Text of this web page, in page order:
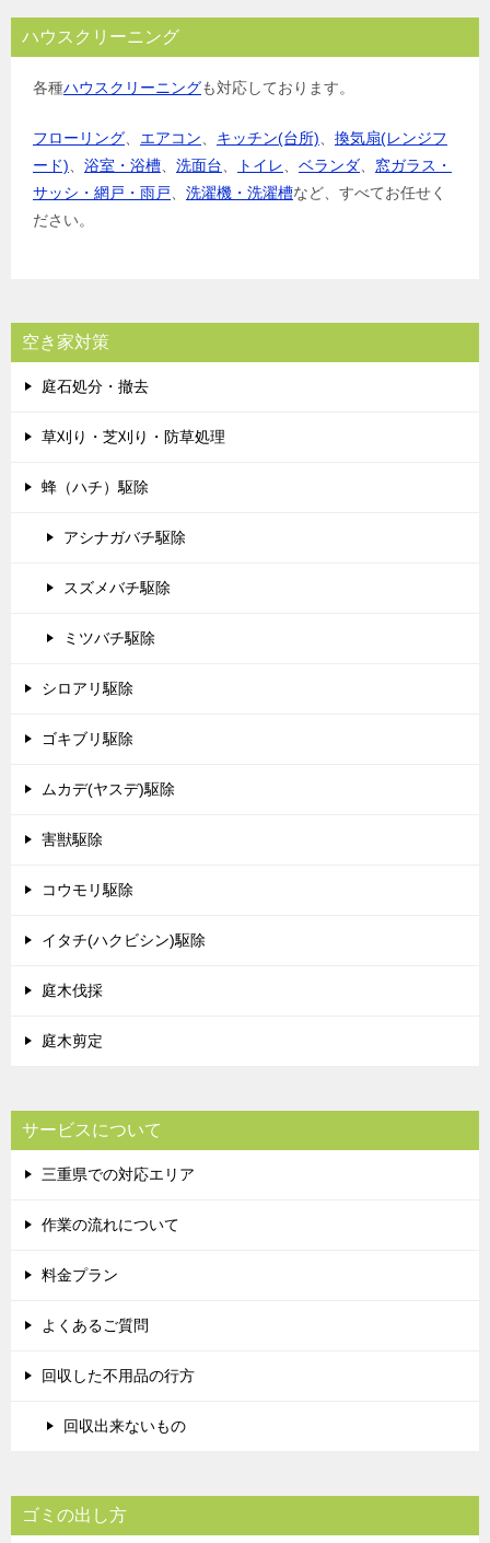
ハウスクリーニング
各種ハウスクリーニングも対応しております。
フローリング、 エアコン、 キッチン(台所)、 換気扇(レンジフ
ード)、 浴室・浴槽、 洗面台、 トイレ、 ベランダ、 窓ガラス・
サッシ・網戸・雨戸、 洗濯機・洗濯槽など、すべてお任せく
ださい。
空き家対策
庭石処分・撤去
草刈り・芝刈り・防草処理
蜂（ハチ）駆除
アシナガバチ駆除
スズメバチ駆除
ミツバチ駆除
シロアリ駆除
ゴキブリ駆除
ムカデ(ヤスデ)駆除
害獣駆除
コウモリ駆除
イタチ(ハクビシン)駆除
庭木伐採
庭木剪定
サービスについて
三重県での対応エリア
作業の流れについて
料金プラン
よくあるご質問
回収した不用品の行方
回収出来ないもの
ゴミの出し方